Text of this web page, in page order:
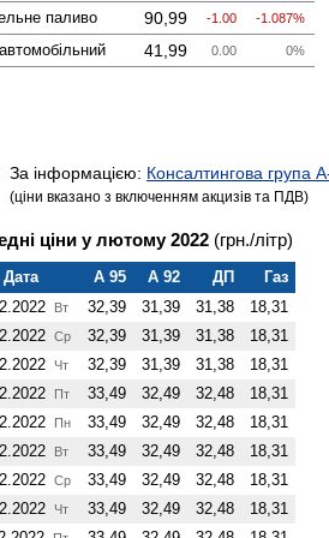
паливо 90,99 -1.00 -1.087%
41,99 0.00 0%
За інформацією: Консалтингова група
(ціни вказано з включенням акцизів та ПДВ)
ціни у лютому 2022 (грн./літр)
Дата А 95 А 92 ДП
Газ
Вт 32,39 31,39 31,38
18,31
Ср 32,39 31,39 31,38
18,31
Чт 32,39 31,39 31,38
18,31
Пт 33,49 32,49 32,48
18,31
Пн 33,49 32,49 32,48
18,31
Вт 33,49 32,49 32,48
18,31
Ср 33,49 32,49 32,48
18,31
Чт 33,49 32,49 32,48
18,31